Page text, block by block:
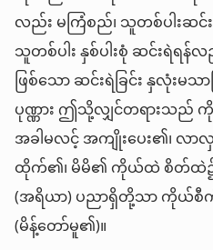
လည်း မကြံစည်၊ သူတစ်ပါးဆင်
သူတစ်ပါး နှစ်ပါးစုံ ဆင်းရဲရ
ဖြစ်သော ဆင်းရဲခြင်း နှလုံးမသ
ပုဏ္ဏား ဤသို့လျှင်တရားသ
အခါမလင့် အကျိုးပေး၏၊ လ
ထိုက်၏၊ မိမိ၏ ကိုယ်ထဲ စိတ်ထဲ
(အရိယာ) ပညာရှိတို့သာ ကိုယ်စီ
(မိန့်တော်မူ၏)။